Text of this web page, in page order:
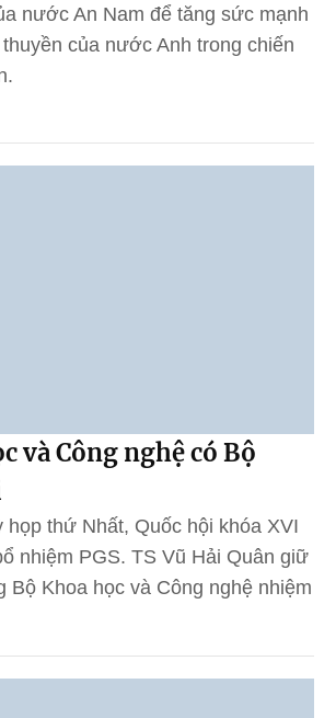
nước An Nam để tăng sức mạnh
của nước Anh trong chiến
và Công nghệ có Bộ
họp thứ Nhất, Quốc hội khóa XVI
nhiệm PGS. TS Vũ Hải Quân giữ
Bộ Khoa học và Công nghệ nhiệm